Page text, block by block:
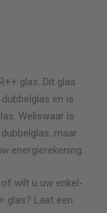
glas. Dit glas
en is
Weliswaar is
maar
energierekening.
wilt u uw enkel-
glas? Laat een